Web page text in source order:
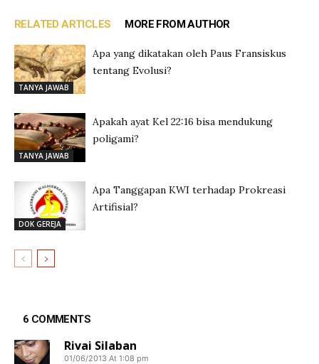
RELATED ARTICLES MORE FROM AUTHOR
TANYA JAWAB
Apa yang dikatakan oleh Paus Fransiskus
tentang Evolusi?
TANYA JAWAB
Apakah ayat Kel 22:16 bisa mendukung
poligami?
DOK GEREJA
Apa Tanggapan KWI terhadap Prokreasi
Artifisial?
6 COMMENTS
Rivai Silaban
01/06/2013 At 1:08 pm